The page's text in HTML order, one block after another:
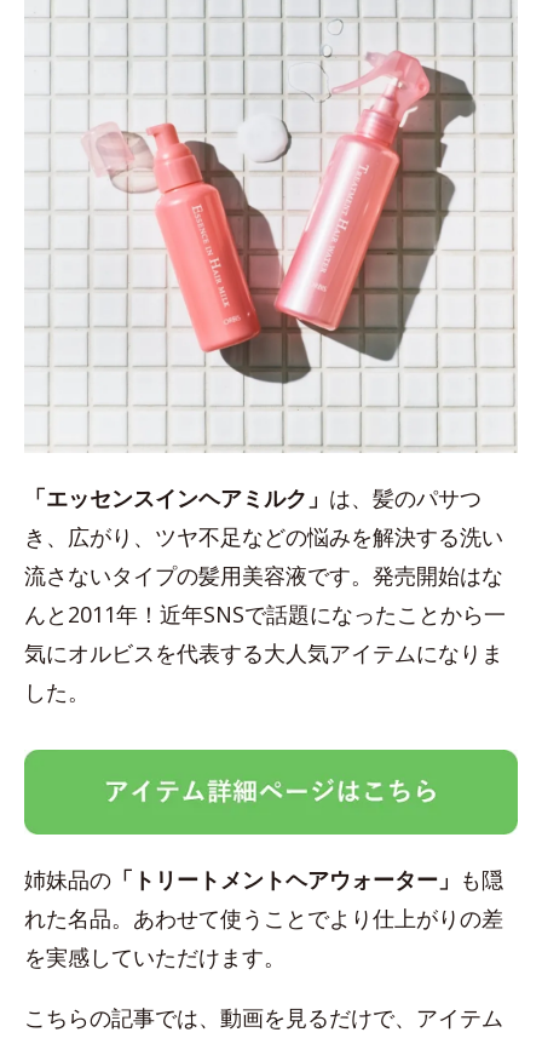
「エッセンスインヘアミルク」 は、髪のパサつ
き、広がり、ツヤ不足などの悩みを解決する洗い
流さないタイプの髪用美容液です。発売開始はな
んと2011年！近年SNSで話題になったことから一
気にオルビスを代表する大人気アイテムになりま
した。
姉妹品の 「トリートメントヘアウォーター」 も隠
れた名品。あわせて使うことでより仕上がりの差
を実感していただけます。
こちらの記事では、動画を見るだけで、アイテム